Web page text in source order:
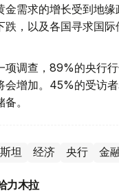
需求的增长受到地缘
跌，以及各国寻求国
项调查，89%的央行
会增加。45%的受访
。
坦 经济 央行 金
力木拉